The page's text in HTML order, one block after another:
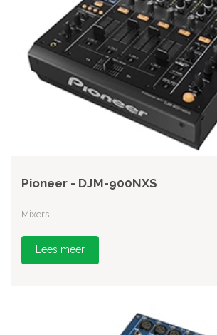
Pioneer - DJM-900NXS
Mixers
Lees meer